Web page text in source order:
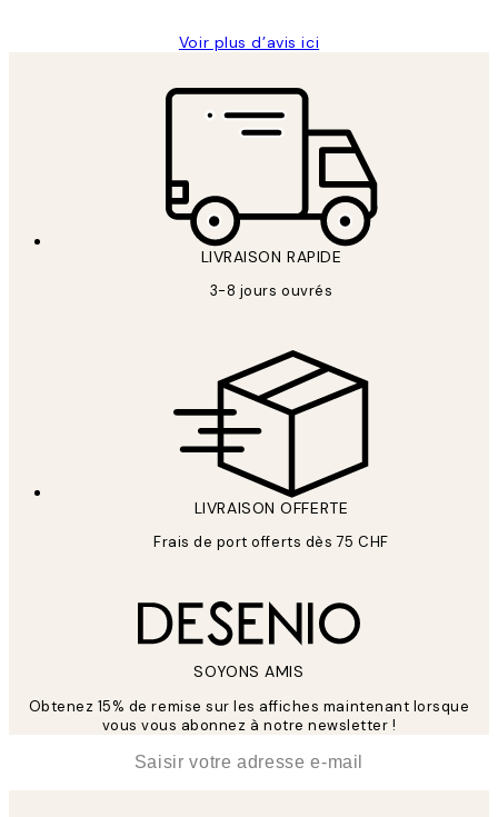
Voir plus d’avis ici
LIVRAISON RAPIDE
3-8 jours ouvrés
LIVRAISON OFFERTE
Frais de port offerts dès 75 CHF
SOYONS AMIS
Obtenez 15% de remise sur les affiches maintenant lorsque
vous vous abonnez à notre newsletter !